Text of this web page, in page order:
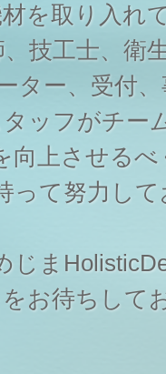
を取り入れ
技工士、衛
ター、受付
ッフがチー
向上させる
って努力し
じま
お待ちして